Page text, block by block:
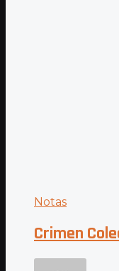
Notas
Crimen